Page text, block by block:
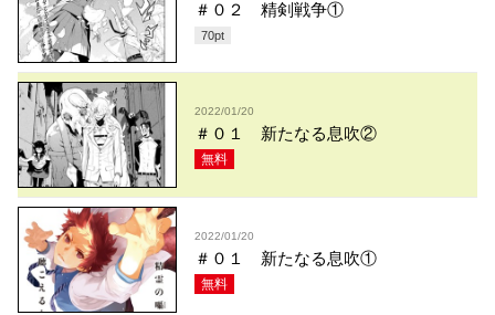
＃０２ 精剣戦争①
70pt
2022/01/20
＃０１ 新たなる息吹②
無料
2022/01/20
＃０１ 新たなる息吹①
無料